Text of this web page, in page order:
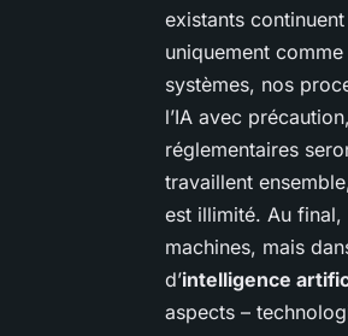
existants
uniquement
systèmes, nos
l’IA avec
réglementaires
travaillent
est illimité. Au final,
machines, mais
d’intelligence
aspects –